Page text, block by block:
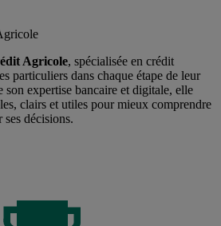
Agricole, spécialisée en crédit
particuliers dans chaque étape de leur
expertise bancaire et digitale, elle
clairs et utiles pour mieux comprendre
ses décisions.